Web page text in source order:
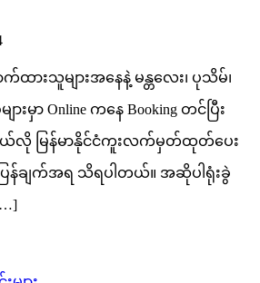
ားသူများအနေနဲ့ မန္တလေး၊ ပုသိမ်၊
ားမှာ Online ကနေ Booking တင်ပြီး
ယ်လို မြန်မာနိုင်ငံကူးလက်မှတ်ထုတ်ပေး
န်ချက်အရ သိရပါတယ်။ အဆိုပါရုံးခွဲ